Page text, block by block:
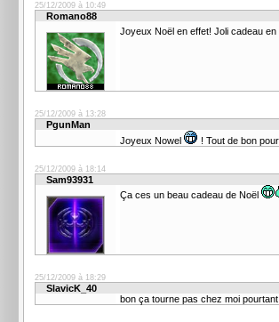
25/12/2009 à 10:49
Romano88
Joyeux Noël en effet! Joli cadeau
25/12/2009 à 13:28
PgunMan
Joyeux Nowel
! Tout de bon
25/12/2009 à 18:14
Sam93931
Ça ces un beau cadeau de Noël
25/12/2009 à 18:29
SlavicK_40
bon ça tourne pas chez moi